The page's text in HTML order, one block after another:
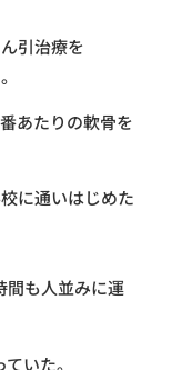
引治療を
あたりの軟骨を
に通いはじめた
間も人並みに運
いた。